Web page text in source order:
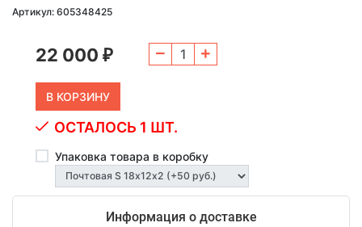
Артикул: 605348425
22 000 ₽
ОСТАЛОСЬ 1 ШТ.
Упаковка товара в коробку
Информация о доставке